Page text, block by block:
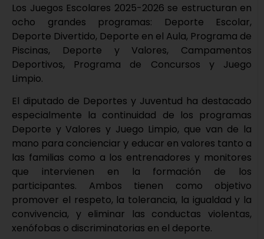
Los Juegos Escolares 2025-2026 se estructuran en
ocho grandes programas: Deporte Escolar,
Deporte Divertido, Deporte en el Aula, Programa de
Piscinas, Deporte y Valores, Campamentos
Deportivos, Programa de Concursos y Juego
Limpio.
El diputado de Deportes y Juventud ha destacado
especialmente la continuidad de los programas
Deporte y Valores y Juego Limpio, que van de la
mano para concienciar y educar en valores tanto a
las familias como a los entrenadores y monitores
que intervienen en la formación de los
participantes. Ambos tienen como objetivo
promover el respeto, la tolerancia, la igualdad y la
convivencia, y eliminar las conductas violentas,
xenófobas o discriminatorias en el deporte.